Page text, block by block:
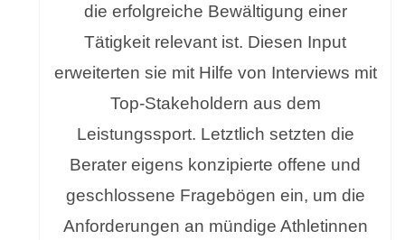
die erfolgreiche Bewältigung einer
Tätigkeit relevant ist. Diesen Input
erweiterten sie mit Hilfe von Interviews mit
Top-Stakeholdern aus dem
Leistungssport. Letztlich setzten die
Berater eigens konzipierte offene und
geschlossene Fragebögen ein, um die
Anforderungen an mündige Athletinnen